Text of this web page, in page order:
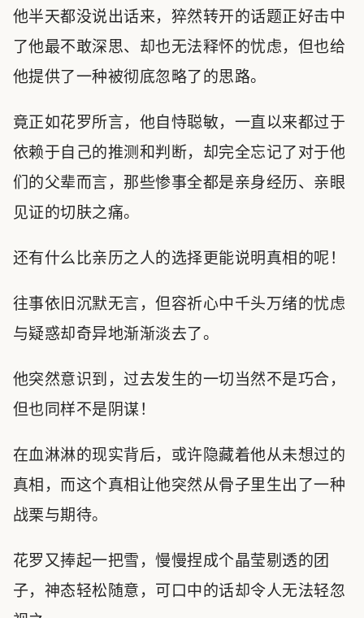
他半天都没说出话来，猝然转开的话题正好击中
了他最不敢深思、却也无法释怀的忧虑，但也给
他提供了一种被彻底忽略了的思路。
竟正如花罗所言，他自恃聪敏，一直以来都过于
依赖于自己的推测和判断，却完全忘记了对于他
们的父辈而言，那些惨事全都是亲身经历、亲眼
见证的切肤之痛。
还有什么比亲历之人的选择更能说明真相的呢！
往事依旧沉默无言，但容祈心中千头万绪的忧虑
与疑惑却奇异地渐渐淡去了。
他突然意识到，过去发生的一切当然不是巧合，
但也同样不是阴谋！
在血淋淋的现实背后，或许隐藏着他从未想过的
真相，而这个真相让他突然从骨子里生出了一种
战栗与期待。
花罗又捧起一把雪，慢慢捏成个晶莹剔透的团
子，神态轻松随意，可口中的话却令人无法轻忽